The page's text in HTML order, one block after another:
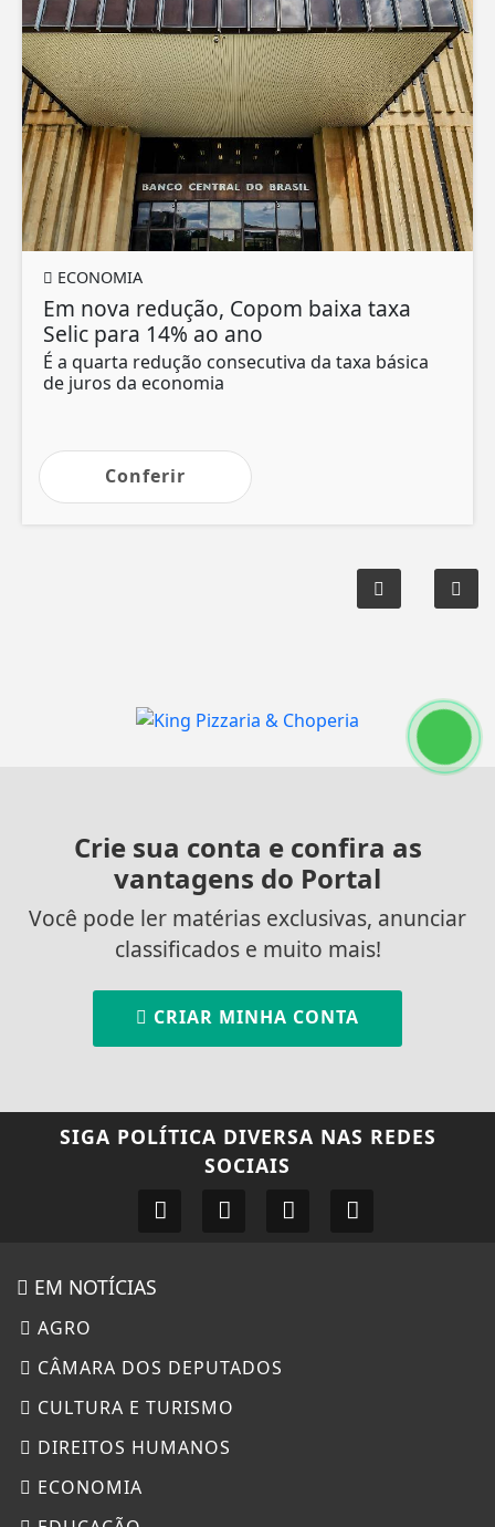
ECONOMIA
Em nova redução, Copom baixa taxa
Selic para 14% ao ano
É a quarta redução consecutiva da taxa básica
de juros da economia
Conferir
Crie sua conta e confira as
vantagens do Portal
Você pode ler matérias exclusivas, anunciar
classificados e muito mais!
CRIAR MINHA CONTA
SIGA POLÍTICA DIVERSA NAS REDES
SOCIAIS
EM NOTÍCIAS
AGRO
CÂMARA DOS DEPUTADOS
CULTURA E TURISMO
DIREITOS HUMANOS
ECONOMIA